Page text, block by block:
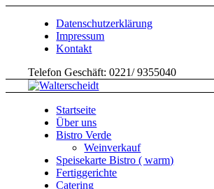
Datenschutzerklärung
Impressum
Kontakt
Telefon Geschäft: 0221/ 9355040
Startseite
Über uns
Bistro Verde
Weinverkauf
Speisekarte Bistro ( warm)
Fertiggerichte
Catering